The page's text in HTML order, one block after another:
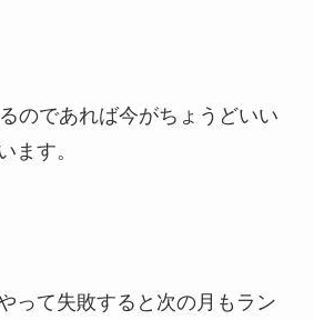
のであれば今がちょうどいい
ます。
って失敗すると次の月もラン